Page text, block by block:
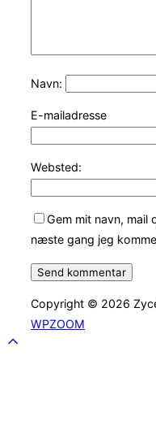
Navn:
E-mailadresse
Websted:
Gem mit navn, mail
næste gang jeg
Copyright © 2026
WPZOOM